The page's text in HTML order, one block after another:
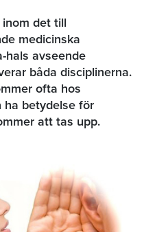
inom det till
medicinska
hals avseende
båda disciplinerna.
ofta hos
ha betydelse för
att tas upp.